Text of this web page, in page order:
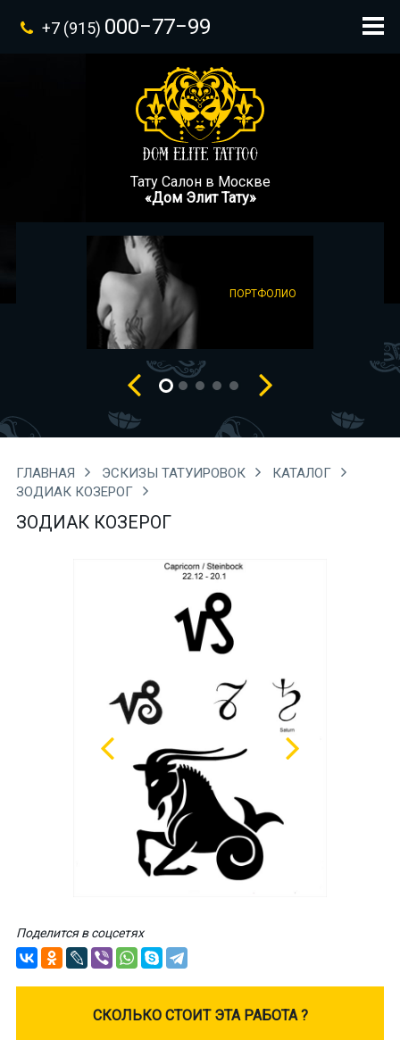
+7 (915) 000−77−99
Тату Салон в Москве
«Дом Элит Тату»
ПОРТФОЛИО
ГЛАВНАЯ ЭСКИЗЫ ТАТУИРОВОК
КАТАЛОГ
ЗОДИАК КОЗЕРОГ
ЗОДИАК КОЗЕРОГ
Поделится в соцсетях
CКОЛЬКО СТОИТ ЭТА РАБОТА ?